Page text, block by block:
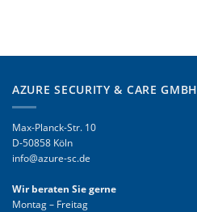
AZURE SECURITY & CARE GMBH
Max-Planck-Str. 10
D-50858 Köln
info@azure-sc.de
Wir beraten Sie gerne
Montag – Freitag